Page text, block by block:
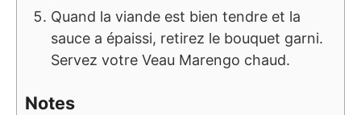
Quand la viande est bien tendre et la
sauce a épaissi, retirez le bouquet garni.
Servez votre Veau Marengo chaud.
Notes